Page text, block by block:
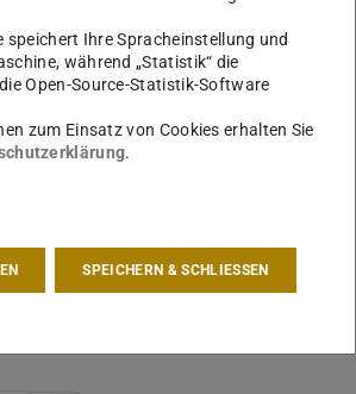
Schneider
speichert Ihre Spracheinstellung und
während „Statistik“ die
Open-Source-Statistik-Software
zum Einsatz von Cookies erhalten Sie
.
SPEICHERN & SCHLIESSEN